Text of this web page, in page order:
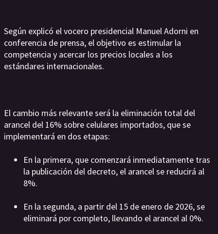
Según explicó el vocero presidencial Manuel Adorni en
conferencia de prensa, el objetivo es estimular la
competencia y acercar los precios locales a los
estándares internacionales.
El cambio más relevante será la eliminación total del
arancel del 16% sobre celulares importados, que se
implementará en dos etapas:
En la primera, que comenzará inmediatamente tras
la publicación del decreto, el arancel se reducirá al
8%.
En la segunda, a partir del 15 de enero de 2026, se
eliminará por completo, llevando el arancel al 0%.